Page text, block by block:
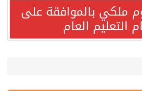
ملكي بالموافقة على
التعليم العام